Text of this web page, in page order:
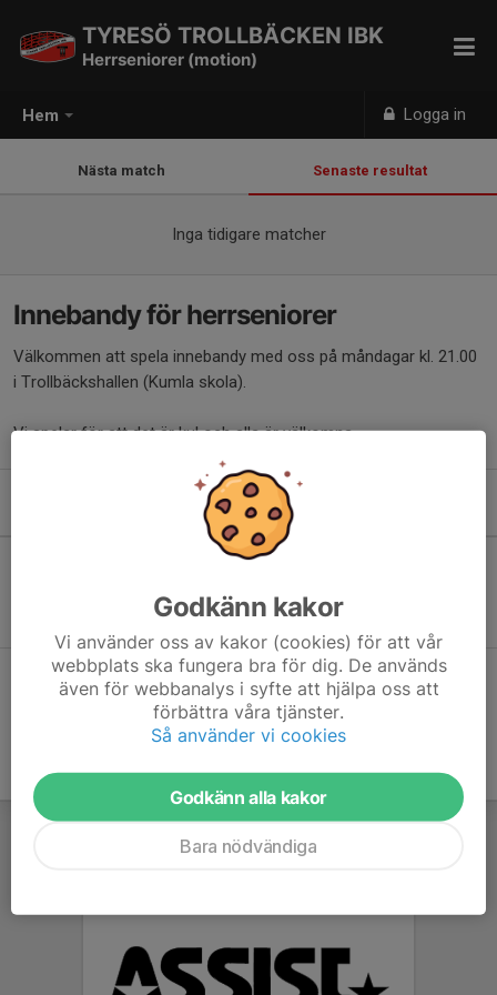
Hem Logga in
TYRESÖ TROLLBÄCKEN IBK
Herrseniorer (motion)
Nästa match Senaste resultat
Inga tidigare matcher
Innebandy för herrseniorer
Välkommen att spela innebandy med oss på måndagar kl. 21.00
i Trollbäckshallen (Kumla skola).
Vi spelar för att det är kul och alla är välkomna.
Kommande aktiviteter
Inga aktiviteter inbokade
Hela kalendern
Godkänn kakor
Vi använder oss av kakor (cookies) för att vår
webbplats ska fungera bra för dig. De används
även för webbanalys i syfte att hjälpa oss att
förbättra våra tjänster.
Så använder vi cookies
Godkänn alla kakor
Bara nödvändiga